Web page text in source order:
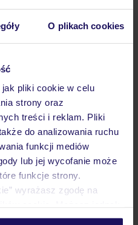
O plikach cookies
pliki cookie w celu
strony oraz
treści i reklam. Pliki
do analizowania ruchu
funkcji mediów
lub jej wycofanie może
funkcje strony.
wyrażasz zgodę na
w zakładkę